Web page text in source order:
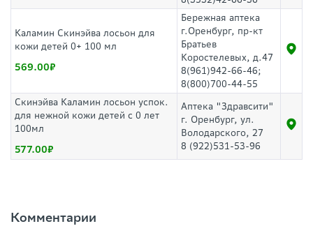
Каламин Скинэйва лосьон для
кожи детей 0+ 100 мл
569.00
Бережная аптека
г.Оренбург, пр-кт
Братьев
Коростелевых, д.47
8(961)942-66-46;
8(800)700-44-55
Скинэйва Каламин лосьон успок.
для нежной кожи детей с 0 лет
100мл
577.00
Аптека "Здравсити"
г. Оренбург, ул.
Володарского, 27
8 (922)531-53-96
Комментарии